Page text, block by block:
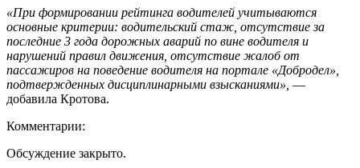
«При формировании рейтинга водителей учитываются
основные критерии: водительский стаж, отсутствие за
последние 3 года дорожных аварий по вине водителя и
нарушений правил движения, отсутствие жалоб от
пассажиров на поведение водителя на портале «Добродел»,
подтвержденных дисциплинарными взысканиями», —
добавила Кротова.
Комментарии:
Обсуждение закрыто.